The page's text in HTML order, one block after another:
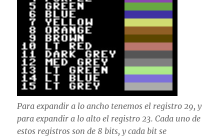
Para expandir a lo ancho tenemos el registro 29, y
para expandir a lo alto el registro 23. Cada uno de
estos registros son de 8 bits, y cada bit se